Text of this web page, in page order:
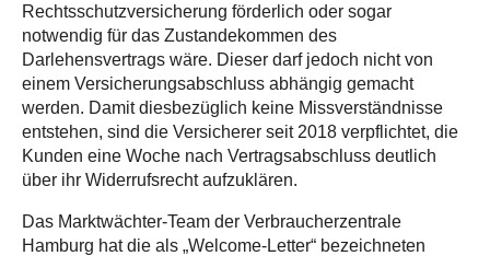
Rechtsschutzversicherung förderlich oder sogar
notwendig für das Zustandekommen des
Darlehensvertrags wäre. Dieser darf jedoch nicht von
einem Versicherungsabschluss abhängig gemacht
werden. Damit diesbezüglich keine Missverständnisse
entstehen, sind die Versicherer seit 2018 verpflichtet, die
Kunden eine Woche nach Vertragsabschluss deutlich
über ihr Widerrufsrecht aufzuklären.
Das Marktwächter-Team der Verbraucherzentrale
Hamburg hat die als „Welcome-Letter“ bezeichneten